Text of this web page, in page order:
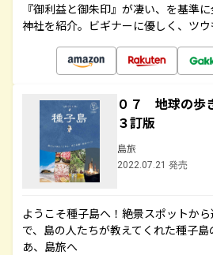
『御利益と御朱印』が凄い、を基準
神社を紹介。ビギナーに優しく、ツウ
０７ 地球の
３訂版
島旅
2022.07.21 発売
ようこそ種子島へ！絶景スポットか
で、島の人たちが教えてくれた種子
あ、島旅へ